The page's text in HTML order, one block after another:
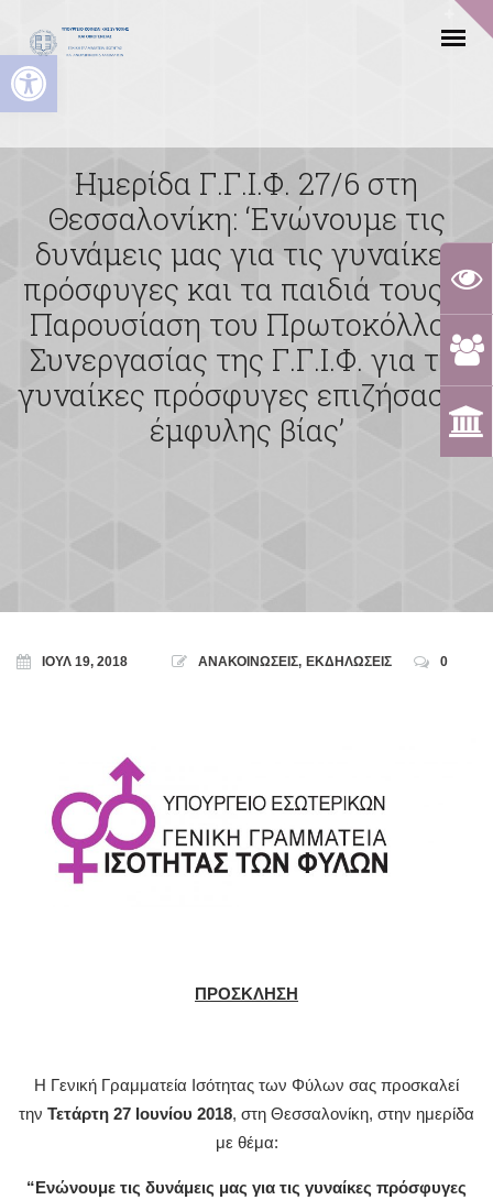
Ανοίξτε τη γραμμή εργαλείων
Ημερίδα Γ.Γ.Ι.Φ. 27/6 στη
Θεσσαλονίκη: ‘Ενώνουμε τις
δυνάμεις μας για τις γυναίκες
πρόσφυγες και τα παιδιά τους –
Παρουσίαση του Πρωτοκόλλου
Συνεργασίας της Γ.Γ.Ι.Φ. για τις
γυναίκες πρόσφυγες επιζήσασες
έμφυλης βίας’
ΙΟΎΛ 19, 2018 ΑΝΑΚΟΙΝΩΣΕΙΣ, ΕΚΔΗΛΩΣΕΙΣ 0
ΠΡΟΣΚΛΗΣΗ
Η Γενική Γραμματεία Ισότητας των Φύλων σας προσκαλεί
την Τετάρτη 27 Ιουνίου 2018, στη Θεσσαλονίκη, στην ημερίδα
με θέμα:
“Ενώνουμε τις δυνάμεις μας για τις γυναίκες πρόσφυγες